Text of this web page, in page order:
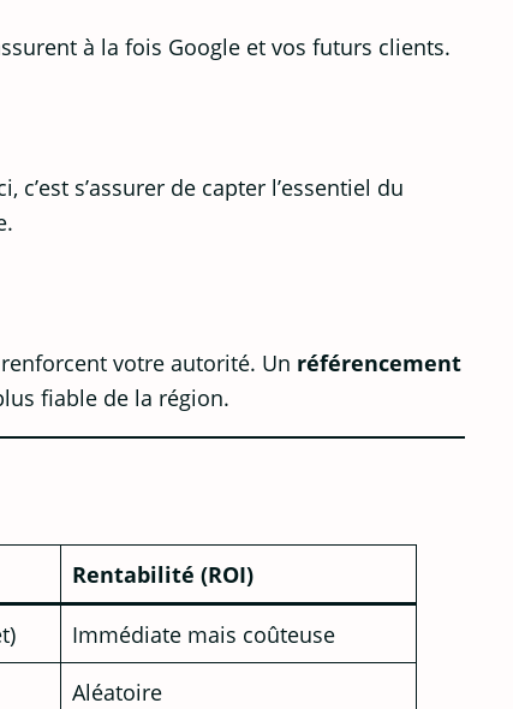
à la fois Google et vos futurs clients.
s’assurer de capter l’essentiel du
votre autorité. Un référencement
fiable de la région.
Rentabilité (ROI)
Immédiate mais coûteuse
Aléatoire